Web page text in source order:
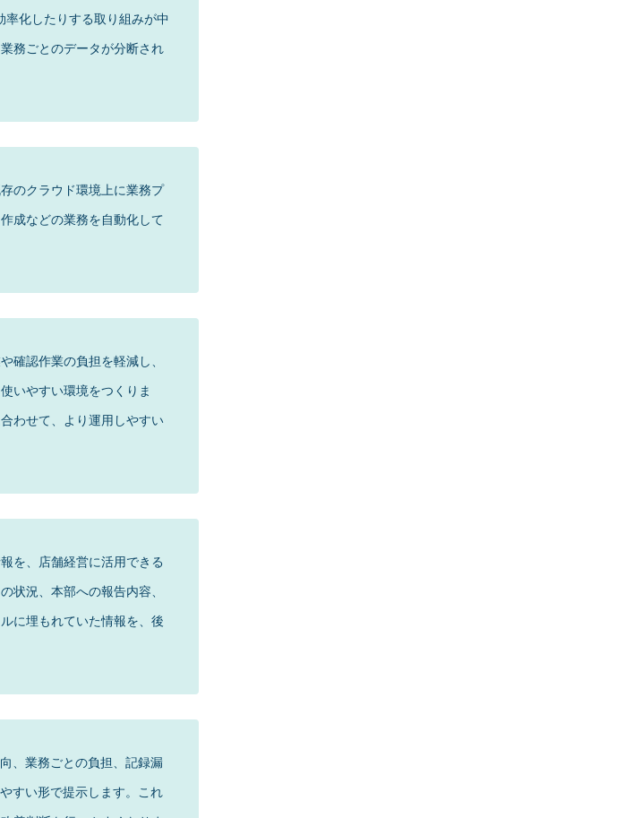
化したりする取り組みが中
務ごとのデータが分断され
のクラウド環境上に業務プ
成などの業務を自動化して
確認作業の負担を軽減し、
いやすい環境をつくりま
わせて、より運用しやすい
を、店舗経営に活用できる
状況、本部への報告内容、
に埋もれていた情報を、後
、業務ごとの負担、記録漏
すい形で提示します。これ